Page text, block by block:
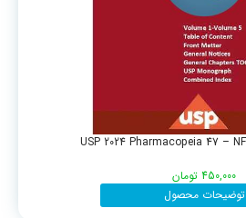
450,000 تومان
توضیحات محصول